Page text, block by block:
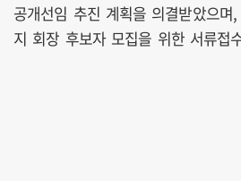
공개선임 추진 계획을 의결받았으
지 회장 후보자 모집을 위한 서류접